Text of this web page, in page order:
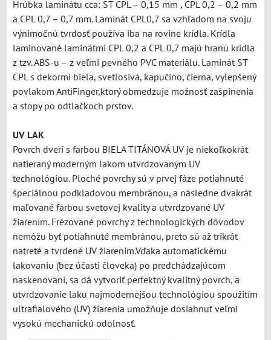
Hrúbka laminátu cca: ST CPL – 0,15 mm , CPL 0,2 – 0,2 mm
a CPL 0,7 – 0,7 mm. Laminát CPL0,7 sa vzhľadom na svoju
výnimočnú tvrdosť používa iba na rovine krídla. Krídla
laminované laminátmi CPL 0,2 a CPL 0,7 majú hranú krídla
z tzv. ABS-u – z veľmi pevného PVC materiálu. Laminát ST
CPL s dekormi biela, svetlosivá, kapučíno, čierna, vylepšený
povlakom AntiFinger,ktorý obmedzuje možnosť zašpinenia
a stopy po odtlačkoch prstov.
UV LAK
Povrch dverí s farbou BIELA TITÁNOVÁ UV je niekoľkokrát
natieraný moderným lakom utvrdzovaným UV
technológiou. Ploché povrchy sú v prvej fáze potiahnuté
špeciálnou podkladovou membránou, a následne dvakrát
maľované farbou svetovej kvality a utvrdzované UV
žiarením. Frézované povrchy z technologických dôvodov
nemôžu byť potiahnuté membránou, preto sú až trikrát
natreté a tvrdené UV žiarením.Vďaka automatickému
lakovaniu (bez účasti človeka) po predchádzajúcom
naskenovaní, sa dá vytvoriť perfektný kvalitný povrch, a
utvrdzovanie laku najmodernejšou technológiou spoužitím
ultrafialového (UV) žiarenia umožňuje dosiahnuť veľmi
vysokú mechanickú odolnosť.